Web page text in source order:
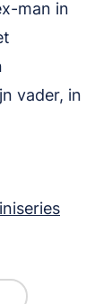
man in
vader, in